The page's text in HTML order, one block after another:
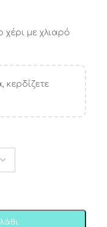
χέρι με χλιαρό
κερδίζετε